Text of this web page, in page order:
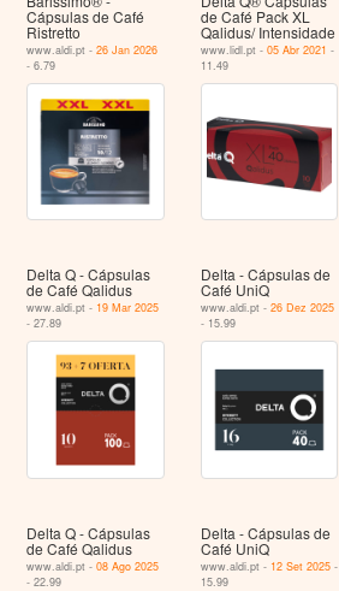
Cápsulas de Café
Ristretto
www.aldi.pt -26 Jan 2026
- 6.79
de Café Pack XL
Qalidus/ Intensidade
www.lidl.pt - 05 Abr 2021 -
11.49
Delta Q - Cápsulas
de Café Qalidus
www.aldi.pt - 19 Mar 2025
- 27.89
Delta - Cápsulas de
Café UniQ
www.aldi.pt - 26 Dez 2025
- 15.99
Delta Q - Cápsulas
de Café Qalidus
www.aldi.pt -08 Ago 2025
- 22.99
Delta - Cápsulas de
Café UniQ
www.aldi.pt - 12 Set 2025-
15.99